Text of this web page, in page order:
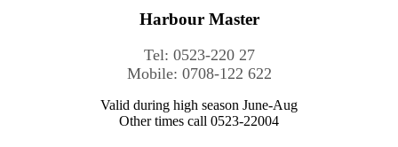
Harbour Master
Tel: 0523-220 27
Mobile: 0708-122 622
Valid during high season June-Aug
Other times call 0523-22004